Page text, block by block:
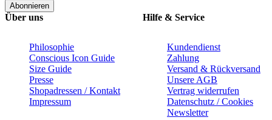
Abonnieren
Über uns
Philosophie
Conscious Icon Guide
Size Guide
Presse
Shopadressen / Kontakt
Impressum
Hilfe & Service
Kundendienst
Zahlung
Versand & Rückversand
Unsere AGB
Vertrag widerrufen
Datenschutz / Cookies
Newsletter